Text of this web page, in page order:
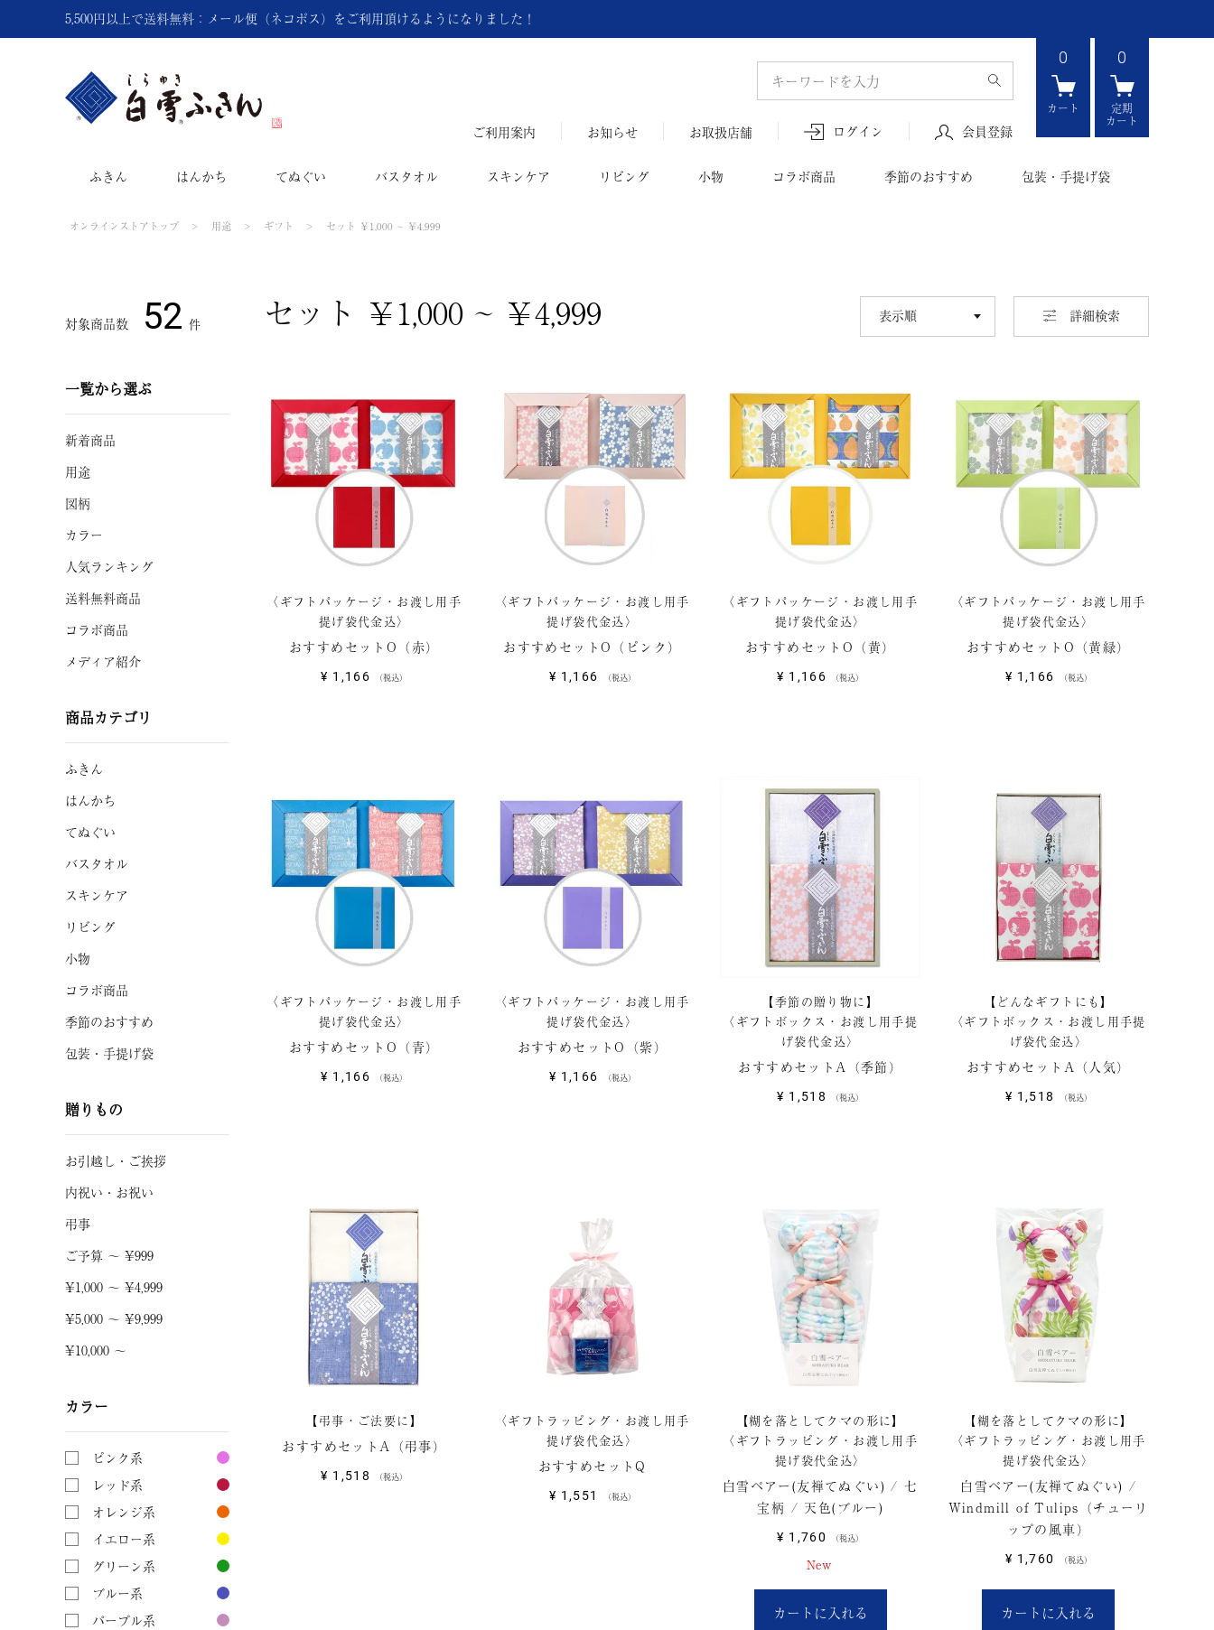
5,500円以上で送料無料：メール便（ネコポス）をご利用頂けるようになりました！
ご利用案内 お知らせ お取扱店舗 ログイン 会員登録
0
カート
0
定期
カート
ふきん はんかち てぬぐい バスタオル スキンケア リビング 小物 コラボ商品 季節のおすすめ 包装・手提げ袋
オンラインストアトップ 用途 ギフト セット ￥1,000 ~ ￥4,999
セット ￥1,000 ~ ￥4,999 並び替え
52 詳細検索
一覧から選ぶ
新着商品
用途
図柄
カラー
人気ランキング
送料無料商品
コラボ商品
メディア紹介
商品カテゴリ
ふきん
はんかち
てぬぐい
バスタオル
スキンケア
リビング
小物
コラボ商品
季節のおすすめ
包装・手提げ袋
贈りもの
お引越し ・ ご挨拶
内祝い・お祝い
弔事
ご予算 〜 ¥999
¥1,000 〜 ¥4,999
¥5,000 〜 ¥9,999
¥10,000 〜
カラー
ピンク系
レッド系
オレンジ系
イエロー系
グリーン系
ブルー系
パープル系
〈ギフトパッケージ・お渡し用手
提げ袋代金込〉
おすすめセットO（赤）
¥ 1,166 税込
〈ギフトパッケージ・お渡し用手
提げ袋代金込〉
おすすめセットO（ピンク）
¥ 1,166 税込
〈ギフトパッケージ・お渡し用手
提げ袋代金込〉
おすすめセットO（黄）
¥ 1,166 税込
〈ギフトパッケージ・お渡し用手
提げ袋代金込〉
おすすめセットO（黄緑）
¥ 1,166 税込
〈ギフトパッケージ・お渡し用手
提げ袋代金込〉
おすすめセットO（青）
¥ 1,166 税込
〈ギフトパッケージ・お渡し用手
提げ袋代金込〉
おすすめセットO（紫）
¥ 1,166 税込
【季節の贈り物に】
〈ギフトボックス・お渡し用手提
げ袋代金込〉
おすすめセットA（季節）
¥ 1,518 税込
【どんなギフトにも】
〈ギフトボックス・お渡し用手提
げ袋代金込〉
おすすめセットA（人気）
¥ 1,518 税込
【弔事・ご法要に】
おすすめセットA（弔事）
¥ 1,518 税込
〈ギフトラッピング・お渡し用手
提げ袋代金込〉
おすすめセットQ
¥ 1,551 税込
【糊を落としてクマの形に】
〈ギフトラッピング・お渡し用手
提げ袋代金込〉
白雪ベアー(友禅てぬぐい) / 七
宝柄 / 天色(ブルー)
¥ 1,760 税込
New
カートに入れる
【糊を落としてクマの形に】
〈ギフトラッピング・お渡し用手
提げ袋代金込〉
白雪ベアー(友禅てぬぐい) /
Windmill of Tulips（チューリ
ップの風車）
¥ 1,760 税込
カートに入れる